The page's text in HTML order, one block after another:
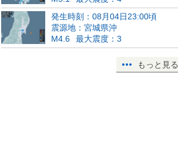
発生時刻：08月04日23:00頃
震源地：宮城県沖
M4.6
最大震度：3
もっと見る